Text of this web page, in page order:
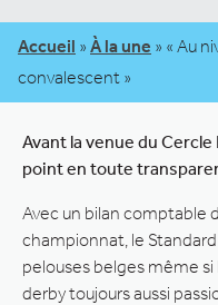
Accueil » À la une » « Au
convalescent »
Avant la venue du
point en toute
Avec un bilan comptable
championnat, le Standard
pelouses belges même
derby toujours aussi